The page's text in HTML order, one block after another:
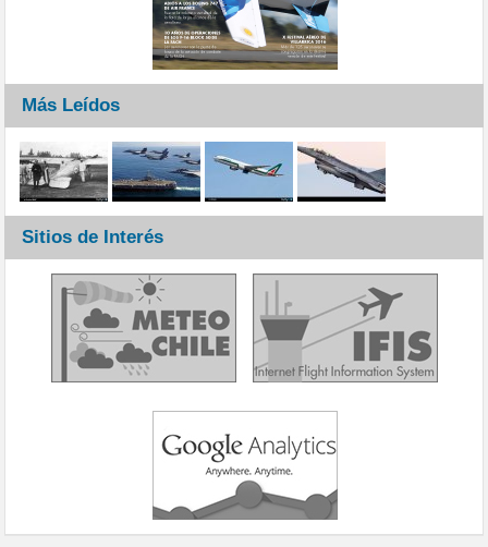
Más Leídos
Sitios de Interés